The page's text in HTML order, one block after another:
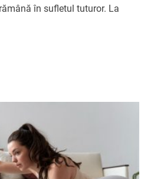
în sufletul tuturor. La